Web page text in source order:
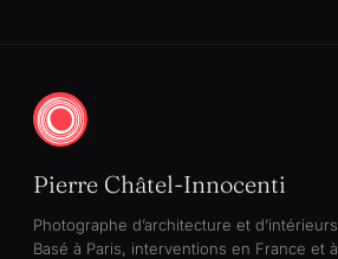
Pierre Châtel-Innocenti
Photographe d’architecture et d’intérieurs.
Basé à Paris, interventions en France et à